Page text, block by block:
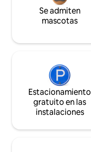
Se admiten
mascotas
Estacionamiento
gratuito en las
instalaciones